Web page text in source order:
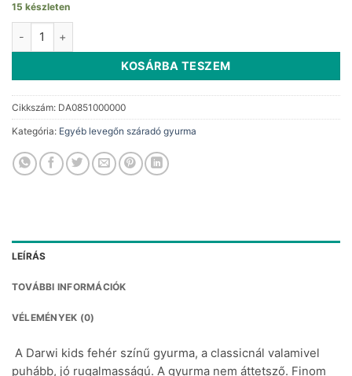
15 készleten
Darwi Kids levegőn száradó gyurma 1000g mennyiség
KOSÁRBA TESZEM
Cikkszám: DA0851000000
Kategória: Egyéb levegőn száradó gyurma
LEÍRÁS
TOVÁBBI INFORMÁCIÓK
VÉLEMÉNYEK (0)
A Darwi kids fehér színű gyurma, a classicnál valamivel
puhább, jó rugalmasságú. A gyurma nem áttetsző. Finom